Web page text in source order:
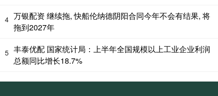
4 万银配资 继续拖, 快船伦纳德阴阳合同今年不会有结果, 将
拖到2027年
5 丰泰优配 国家统计局：上半年全国规模以上工业企业利润
总额同比增长18.7%